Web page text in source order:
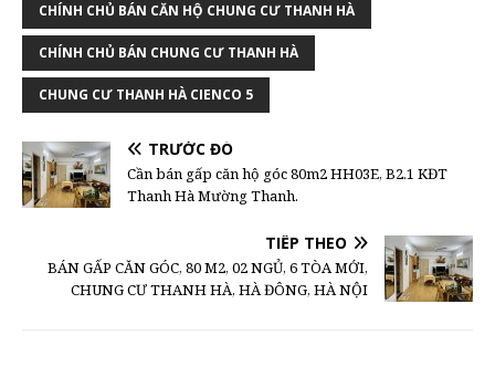
CHÍNH CHỦ BÁN CĂN HỘ CHUNG CƯ THANH HÀ
CHÍNH CHỦ BÁN CHUNG CƯ THANH HÀ
CHUNG CƯ THANH HÀ CIENCO 5
TRƯỚC ĐÓ
Cần bán gấp căn hộ góc 80m2 HH03E, B2.1 KĐT
Thanh Hà Mường Thanh.
TIẾP THEO
BÁN GẤP CĂN GÓC, 80 M2, 02 NGỦ, 6 TÒA MỚI,
CHUNG CƯ THANH HÀ, HÀ ĐÔNG, HÀ NỘI